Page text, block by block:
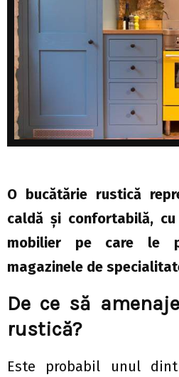
O bucătărie rustică
caldă și confortabilă,
mobilier pe care le
magazinele de
De ce să
rustică?
Este probabil unul